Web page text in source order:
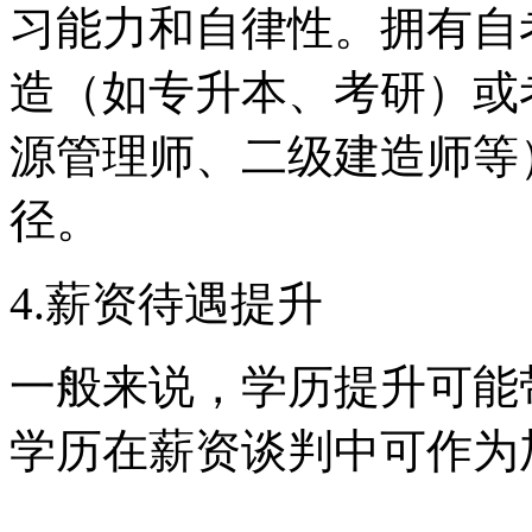
习能力和自律性。拥有
造（如专升本、考研）
源管理师、二级建造师
径。
4.薪资待遇提升
一般来说，学历提升可
学历在薪资谈判中可作